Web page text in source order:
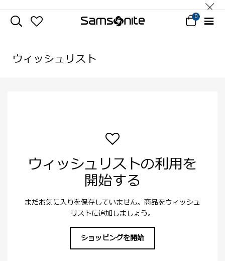
0
ウィッシュリスト
ウィッシュリストの利用を
開始する
まだお気に入りを保存していません。商品をウィッシュ
リストに追加しましょう。
ショッピングを開始